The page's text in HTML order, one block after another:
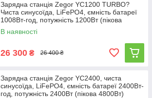
Зарядна станція Zegor YC1200 TURBO?
Чиста синусоїда, LiFePO4, ємність батареї
1008Вт-год, потужність 1200Вт (пікова
2400Вт)
В наявності
26 300 ₴ 26 400 ₴
Зарядна станція Zegor YC2400, чиста
синусоїда, LiFePO4, ємність батареї 2400Вт-
год, потужність 2400Вт (пікова 4800Вт)